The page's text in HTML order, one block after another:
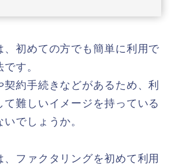
、初めての方でも簡単に利用で
す。
契約手続きなどがあるため、利
て難しいイメージを持っている
でしょうか。
、ファクタリングを初めて利用